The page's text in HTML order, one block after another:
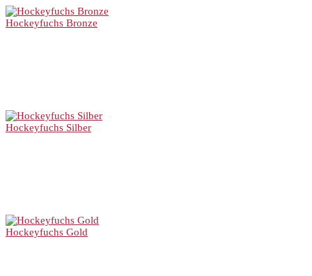
Hockeyfuchs Bronze
Hockeyfuchs Silber
Hockeyfuchs Gold